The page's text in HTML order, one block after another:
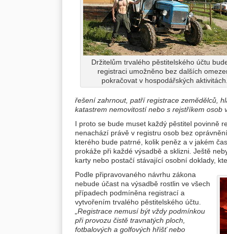
Držitelům trvalého pěstitelského účtu
registraci umožněno bez dalších
pokračovat v hospodářských aktivitách.
řešení zahrnout, patří registrace zemědělců,
katastrem nemovitostí nebo s rejstříkem osob
I proto se bude muset každý pěstitel povinně
nenachází právě v registru osob bez
kterého bude patrné, kolik peněz a v jakém
prokáže při každé výsadbě a sklizni. Ještě
karty nebo postačí stávající osobní doklady,
Podle připravovaného návrhu zákona
nebude účast na výsadbě rostlin ve všech
případech podmíněna registrací a
vytvořením trvalého pěstitelského účtu.
„Registrace nemusí být vždy podmínkou
při provozu čistě travnatých ploch,
fotbalových a golfových hřišť nebo